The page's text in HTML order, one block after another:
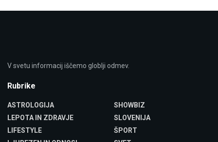
V svetu informacij iščemo globlji odmev.
Rubrike
ASTROLOGIJA
LEPOTA IN ZDRAVJE
LIFESTYLE
SHOWBIZ
SLOVENIJA
ŠPORT